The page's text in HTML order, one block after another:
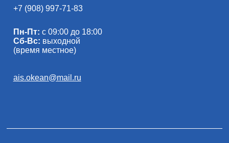
+7 (908) 997-71-83
Пн-Пт: с 09:00 до 18:00
Сб-Вс: выходной
(время местное)
ais.okean@mail.ru